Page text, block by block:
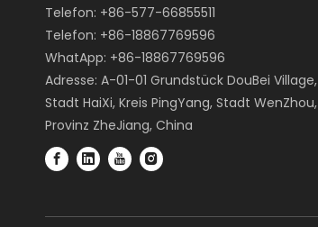
Telefon: +86-577-66855511
Telefon: +86-18867769596
WhatApp: +86-18867769596
Adresse: A-01-01 Grundstück DouBei Village,
Stadt HaiXi, Kreis PingYang, Stadt WenZhou,
Provinz ZheJiang, China